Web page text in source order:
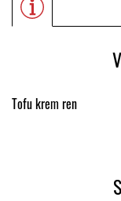
Tofu krem ren